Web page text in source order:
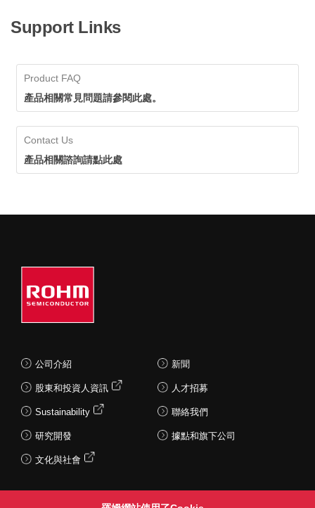
Support Links
Product FAQ
產品相關常見問題請參閱此處。
Contact Us
產品相關諮詢請點此處
公司介紹
股東和投資人資訊
Sustainability
研究開發
文化與社會
新聞
人才招募
聯絡我們
據點和旗下公司